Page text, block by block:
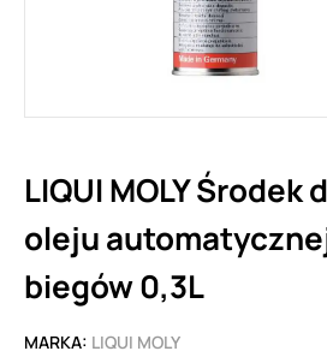
LIQUI MOLY Środek
oleju
biegów 0,3L
MARKA: LIQUI MOLY